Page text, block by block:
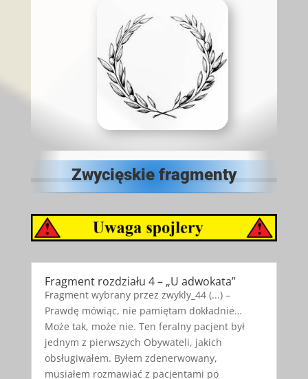
Zwycięskie fragmenty
Fragment rozdziału 4 – „U adwokata”
Fragment wybrany przez zwykly_44 (...) –
Prawdę mówiąc, nie pamiętam dokładnie…
Może tak, może nie. Ten feralny pacjent był
jednym z pierwszych Obywateli, jakich
obsługiwałem. Byłem zdenerwowany,
musiałem rozmawiać z pacjentami po